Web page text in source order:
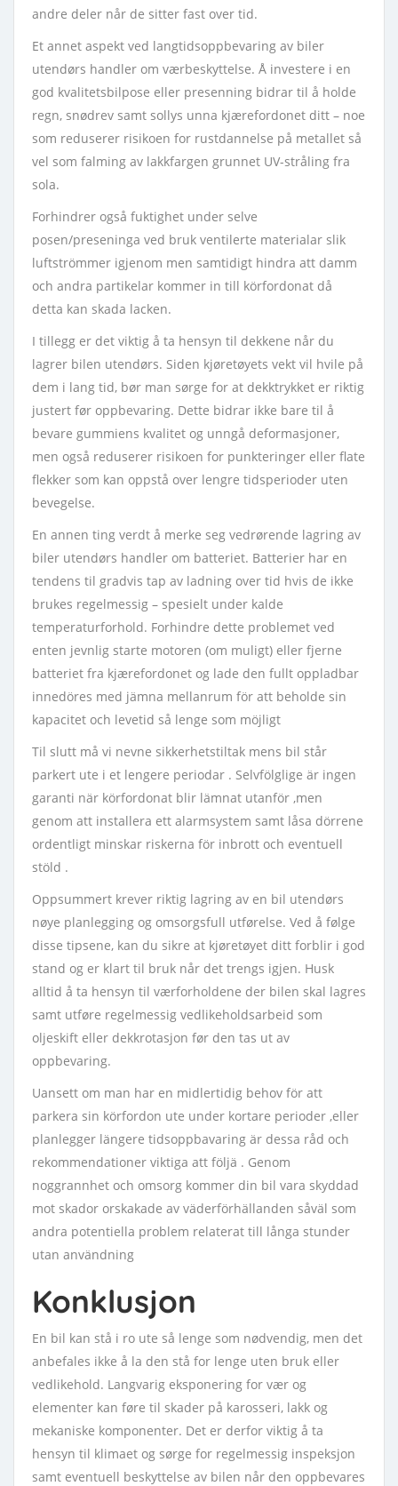
andre deler når de sitter fast over tid.
Et annet aspekt ved langtidsoppbevaring av biler
utendørs handler om værbeskyttelse. Å investere i en
god kvalitetsbilpose eller presenning bidrar til å holde
regn, snødrev samt sollys unna kjærefordonet ditt – noe
som reduserer risikoen for rustdannelse på metallet så
vel som falming av lakkfargen grunnet UV-stråling fra
sola.
Forhindrer også fuktighet under selve
posen/preseninga ved bruk ventilerte materialar slik
luftströmmer igjenom men samtidigt hindra att damm
och andra partikelar kommer in till körfordonat då
detta kan skada lacken.
I tillegg er det viktig å ta hensyn til dekkene når du
lagrer bilen utendørs. Siden kjøretøyets vekt vil hvile på
dem i lang tid, bør man sørge for at dekktrykket er riktig
justert før oppbevaring. Dette bidrar ikke bare til å
bevare gummiens kvalitet og unngå deformasjoner,
men også reduserer risikoen for punkteringer eller flate
flekker som kan oppstå over lengre tidsperioder uten
bevegelse.
En annen ting verdt å merke seg vedrørende lagring av
biler utendørs handler om batteriet. Batterier har en
tendens til gradvis tap av ladning over tid hvis de ikke
brukes regelmessig – spesielt under kalde
temperaturforhold. Forhindre dette problemet ved
enten jevnlig starte motoren (om muligt) eller fjerne
batteriet fra kjærefordonet og lade den fullt oppladbar
innedöres med jämna mellanrum för att beholde sin
kapacitet och levetid så lenge som möjligt
Til slutt må vi nevne sikkerhetstiltak mens bil står
parkert ute i et lengere periodar . Selvfölglige är ingen
garanti när körfordonat blir lämnat utanför ,men
genom att installera ett alarmsystem samt låsa dörrene
ordentligt minskar riskerna för inbrott och eventuell
stöld .
Oppsummert krever riktig lagring av en bil utendørs
nøye planlegging og omsorgsfull utførelse. Ved å følge
disse tipsene, kan du sikre at kjøretøyet ditt forblir i god
stand og er klart til bruk når det trengs igjen. Husk
alltid å ta hensyn til værforholdene der bilen skal lagres
samt utføre regelmessig vedlikeholdsarbeid som
oljeskift eller dekkrotasjon før den tas ut av
oppbevaring.
Uansett om man har en midlertidig behov för att
parkera sin körfordon ute under kortare perioder ,eller
planlegger längere tidsoppbavaring är dessa råd och
rekommendationer viktiga att följä . Genom
noggrannhet och omsorg kommer din bil vara skyddad
mot skador orskakade av väderförhällanden såväl som
andra potentiella problem relaterat till långa stunder
utan användning
Konklusjon
En bil kan stå i ro ute så lenge som nødvendig, men det
anbefales ikke å la den stå for lenge uten bruk eller
vedlikehold. Langvarig eksponering for vær og
elementer kan føre til skader på karosseri, lakk og
mekaniske komponenter. Det er derfor viktig å ta
hensyn til klimaet og sørge for regelmessig inspeksjon
samt eventuell beskyttelse av bilen når den oppbevares